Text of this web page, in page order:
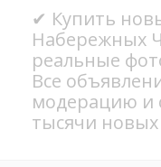
✔ Купить
Набережных
реальные
Все
модерацию и
тысячи